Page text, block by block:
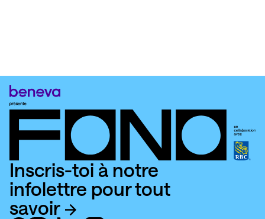
Inscris-toi à notre
infolettre pour tout
savoir